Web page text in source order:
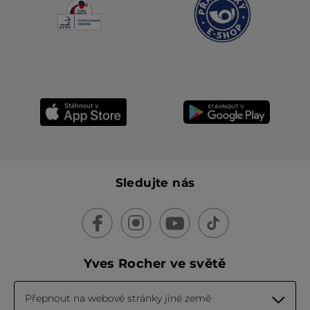
Původně odesláno pro yves-rocher.fr
Sledujte nás
Yves Rocher ve světě
Přepnout na webové stránky jiné země